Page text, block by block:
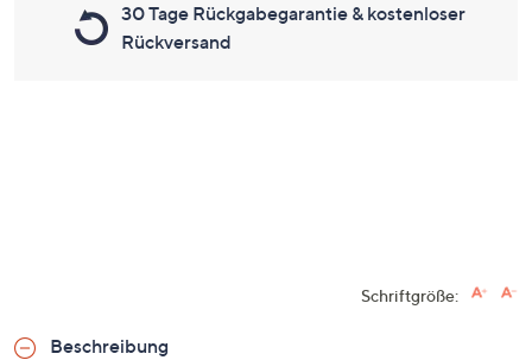
30 Tage Rückgabegarantie & kostenloser
Rückversand
Schriftgröße:
Beschreibung